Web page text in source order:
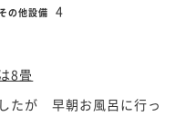
その他設備 4
8畳
たが 早朝お風呂に行っ